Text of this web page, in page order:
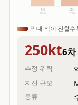
1차
2006
2차
2009
막대 색이 진할수
250kt6차
추정 위력
지진 규모
종류